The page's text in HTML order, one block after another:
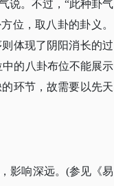
说。不过，“此种卦气
位，取八卦的卦义。
体现了阴阳消长的过
的八卦布位不能展示
环节，故需要以先天
影响深远。 (参见《易